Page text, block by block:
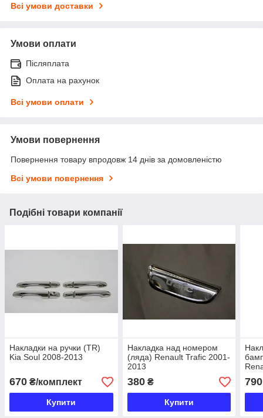
Всі умови доставки
Умови оплати
Післяплата
Оплата на рахунок
Всі умови оплати
Умови повернення
Повернення товару впродовж 14 днів за домовленістю
Всі умови повернення
Подібні товари компанії
Накладки на ручки (TR)
Kia Soul 2008-2013
670 ₴/комплект
Купити
Накладка над номером
(ляда) Renault Trafic 2001-
2013
380₴
Купити
790